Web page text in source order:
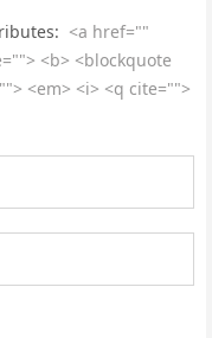
<a href=""
<b> <blockquote
<em> <i> <q cite="">